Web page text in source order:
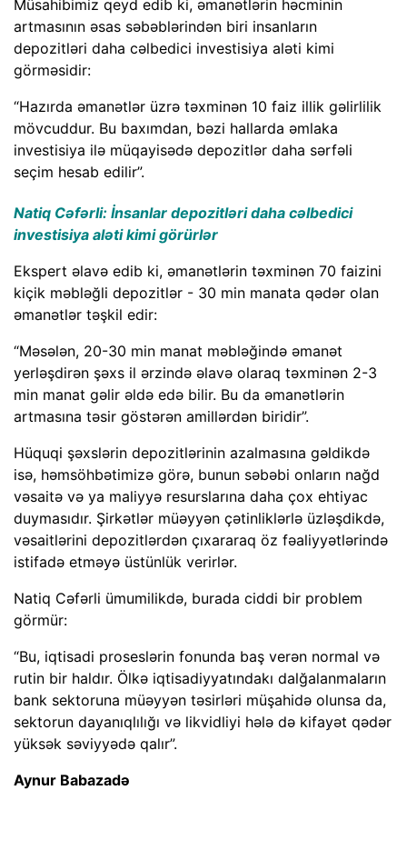
Müsahibimiz qeyd edib ki, əmanətlərin həcminin
artmasının əsas səbəblərindən biri insanların
depozitləri daha cəlbedici investisiya aləti kimi
görməsidir:
“Hazırda əmanətlər üzrə təxminən 10 faiz illik gəlirlilik
mövcuddur. Bu baxımdan, bəzi hallarda əmlaka
investisiya ilə müqayisədə depozitlər daha sərfəli
seçim hesab edilir”.
Natiq Cəfərli: İnsanlar depozitləri daha cəlbedici
investisiya aləti kimi görürlər
Ekspert əlavə edib ki, əmanətlərin təxminən 70 faizini
kiçik məbləğli depozitlər - 30 min manata qədər olan
əmanətlər təşkil edir:
“Məsələn, 20-30 min manat məbləğində əmanət
yerləşdirən şəxs il ərzində əlavə olaraq təxminən 2-3
min manat gəlir əldə edə bilir. Bu da əmanətlərin
artmasına təsir göstərən amillərdən biridir”.
Hüquqi şəxslərin depozitlərinin azalmasına gəldikdə
isə, həmsöhbətimizə görə, bunun səbəbi onların nağd
vəsaitə və ya maliyyə resurslarına daha çox ehtiyac
duymasıdır. Şirkətlər müəyyən çətinliklərlə üzləşdikdə,
vəsaitlərini depozitlərdən çıxararaq öz fəaliyyətlərində
istifadə etməyə üstünlük verirlər.
Natiq Cəfərli ümumilikdə, burada ciddi bir problem
görmür:
“Bu, iqtisadi proseslərin fonunda baş verən normal və
rutin bir haldır. Ölkə iqtisadiyyatındakı dalğalanmaların
bank sektoruna müəyyən təsirləri müşahidə olunsa da,
sektorun dayanıqlılığı və likvidliyi hələ də kifayət qədər
yüksək səviyyədə qalır”.
Aynur Babazadə